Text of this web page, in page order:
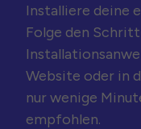
Installiere deine
Folge den
Website oder in
nur wenige
empfohlen.